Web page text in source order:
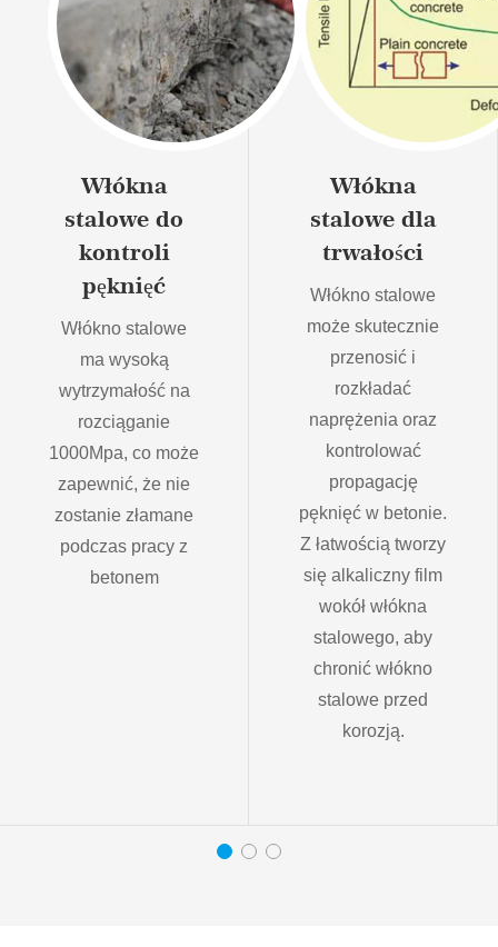
Włókna
stalowe do
kontroli
pęknięć
Włókno stalowe
ma wysoką
wytrzymałość na
rozciąganie
1000Mpa, co może
zapewnić, że nie
zostanie złamane
podczas pracy z
betonem
Włókna
stalowe dla
trwałości
Włókno stalowe
może skutecznie
przenosić i
rozkładać
naprężenia oraz
kontrolować
propagację
pęknięć w betonie.
Z łatwością tworzy
się alkaliczny film
wokół włókna
stalowego, aby
chronić włókno
stalowe przed
korozją.